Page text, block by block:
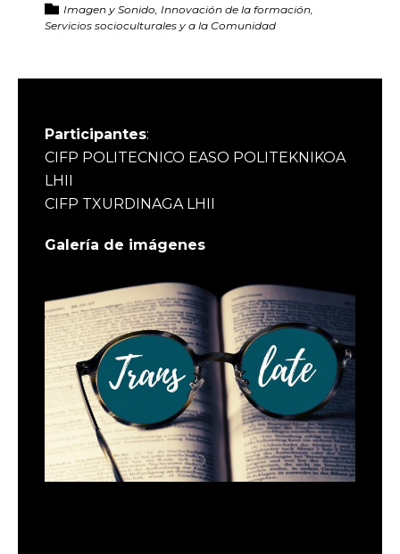
Imagen y Sonido, Innovación de la formación,
Servicios socioculturales y a la Comunidad
Participantes:
CIFP POLITECNICO EASO POLITEKNIKOA
LHII
CIFP TXURDINAGA LHII
Galería de imágenes